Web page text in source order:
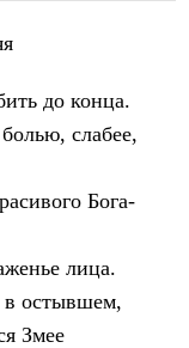
до конца.
слабее,
Бога-
лица.
в остывшем,
Змее